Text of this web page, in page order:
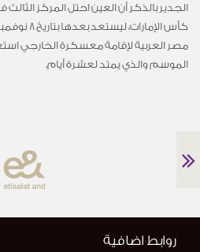
الجدير بالذكر أن العين احتل المركز
كأس
مصر العربية لإقامة معسكرة الخارجي
الموسم والذي يمتد لعشرة أيام.
روابط اضافية